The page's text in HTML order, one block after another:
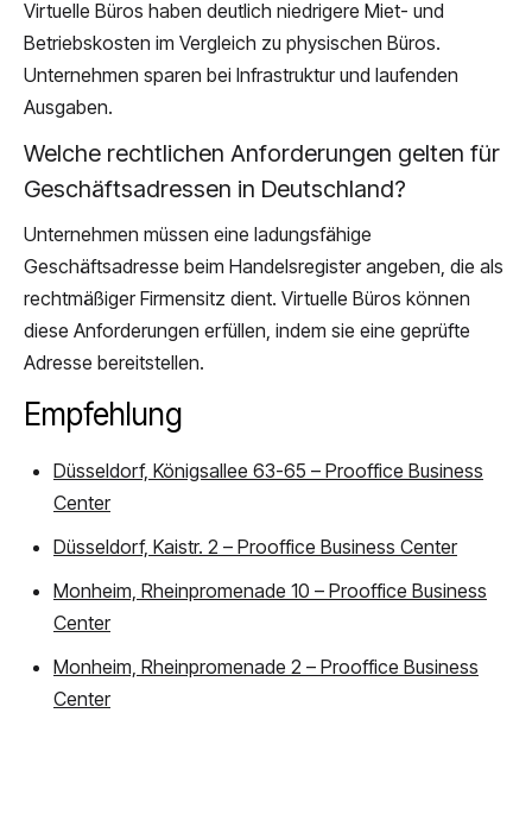
Virtuelle Büros haben deutlich niedrigere Miet- und
Betriebskosten im Vergleich zu physischen Büros.
Unternehmen sparen bei Infrastruktur und laufenden
Ausgaben.
Welche rechtlichen Anforderungen gelten für
Geschäftsadressen in Deutschland?
Unternehmen müssen eine ladungsfähige
Geschäftsadresse beim Handelsregister angeben, die als
rechtmäßiger Firmensitz dient. Virtuelle Büros können
diese Anforderungen erfüllen, indem sie eine geprüfte
Adresse bereitstellen.
Empfehlung
Düsseldorf, Königsallee 63-65 – Prooffice Business
Center
Düsseldorf, Kaistr. 2 – Prooffice Business Center
Monheim, Rheinpromenade 10 – Prooffice Business
Center
Monheim, Rheinpromenade 2 – Prooffice Business
Center